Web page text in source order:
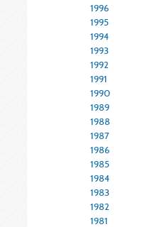
1996
1995
1994
1993
1992
1991
1990
1989
1988
1987
1986
1985
1984
1983
1982
1981